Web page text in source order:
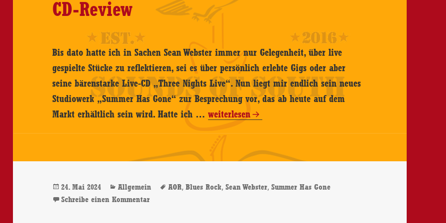
CD-Review
Bis dato hatte ich in Sachen Sean Webster immer nur Gelegenheit, über live
gespielte Stücke zu reflektieren, sei es über persönlich erlebte Gigs oder aber
seine bärenstarke Live-CD „Three Nights Live“. Nun liegt mir endlich sein neues
Studiowerk „Summer Has Gone“ zur Besprechung vor, das ab heute auf dem
Markt erhältlich sein wird. Hatte ich …Sean
Summer
Gone
weiterlesen
Veröffentlicht
am
24. Mai 2024 Kategorien
Allgemein Schlagwörter
AOR,Blues Rock,Sean Webster,Summer Has Gone
Schreibe einen Kommentarzu Sean Webster – Summer Has Gone – CD-Review